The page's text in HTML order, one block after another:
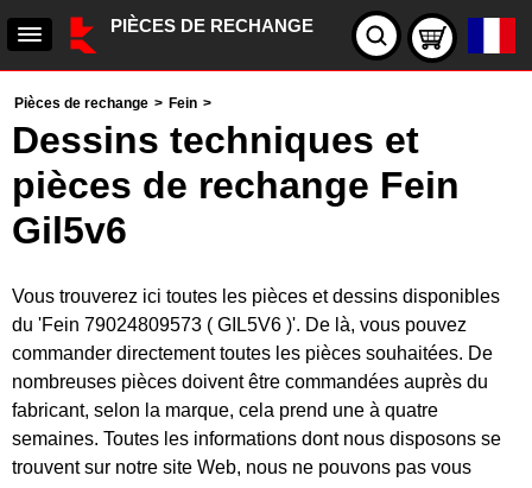
PIÈCES DE RECHANGE
Pièces de rechange > Fein >
Dessins techniques et
pièces de rechange Fein
Gil5v6
Vous trouverez ici toutes les pièces et dessins disponibles
du 'Fein 79024809573 ( GIL5V6 )'. De là, vous pouvez
commander directement toutes les pièces souhaitées. De
nombreuses pièces doivent être commandées auprès du
fabricant, selon la marque, cela prend une à quatre
semaines. Toutes les informations dont nous disposons se
trouvent sur notre site Web, nous ne pouvons pas vous